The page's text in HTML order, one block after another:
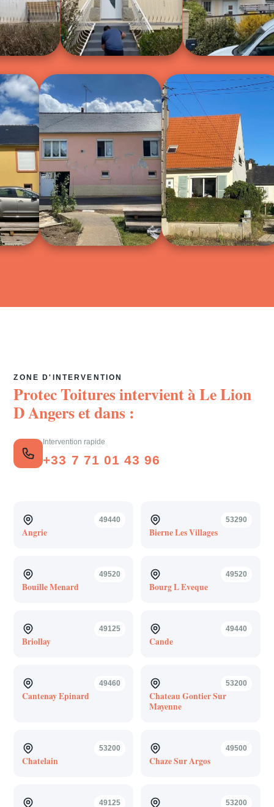
ZONE D'INTERVENTION
Protec Toitures intervient àLe Lion
D Angerset dans :
Intervention rapide
+33 7 71 01 43 96
49440
Angrie
53290
Bierne Les Villages
49520
Bouille Menard
49520
Bourg L Eveque
49125
Briollay
49440
Cande
49460
Cantenay Epinard
53200
Chateau Gontier Sur
Mayenne
53200
Chatelain
49500
Chaze Sur Argos
49125 53200